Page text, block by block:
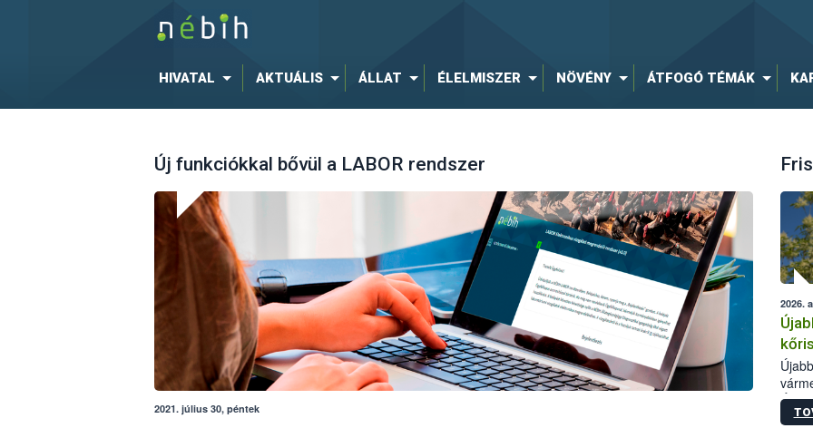
HIVATAL AKTUÁLIS ÁLLAT ÉLELMISZER NÖVÉNY ÁTFOGÓ TÉMÁK
Új funkciókkal bővül a LABOR rendszer
2021. július 30, péntek
2026.